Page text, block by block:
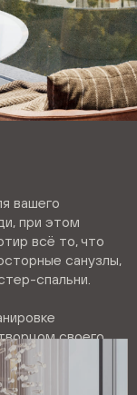
вашего
при этом
всё то, что
санузлы,
спальни.
своего